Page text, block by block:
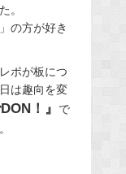
。
の方が好き
ポが板につ
は趣向を変
！』
で